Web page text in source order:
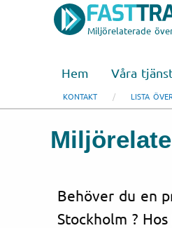
Miljörelaterade
Hem Våra
KONTAKT LISTA
Behöver du en
Stockholm ?